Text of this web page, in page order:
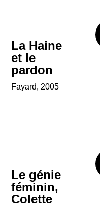
La Haine
et le
pardon
Fayard, 2005
Le génie
féminin,
Colette